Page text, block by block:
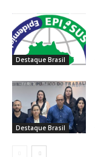
Destaque Brasil
Destaque Brasil